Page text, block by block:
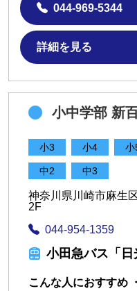
044-969-5344
詳細を見る
小中学部 新
小3 小4 小
中2 中3
神奈川県川崎市麻生
2F
044-954-1359
小田急バス「日
こんな人におすすめ